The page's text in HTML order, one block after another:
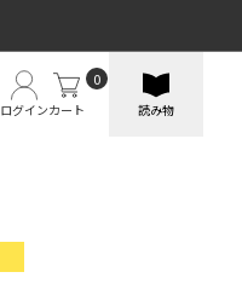
ログインカート
0
読み物